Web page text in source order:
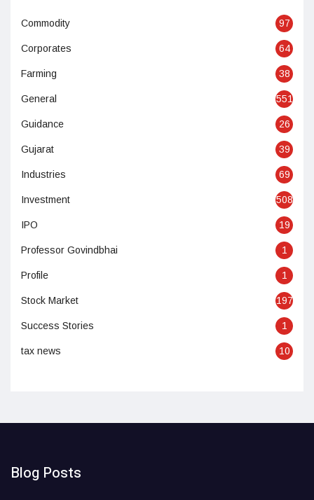
Commodity 97
Corporates 64
Farming 38
General 551
Guidance 26
Gujarat 39
Industries 69
Investment 508
IPO 19
Professor Govindbhai 1
Profile 1
Stock Market 197
Success Stories 1
tax news 10
Blog Posts